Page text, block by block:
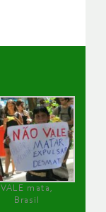
VALE mata,
Brasil